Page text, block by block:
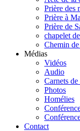
Prière des
Prière à
Prière de
chapelet
Chemin
Médias
Vidéos
Audio
Carnets
Photos
Homélies
Contact